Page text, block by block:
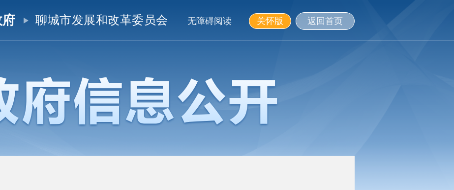
聊城市发展和改革委员会 无障碍阅读 关怀版 返回首页